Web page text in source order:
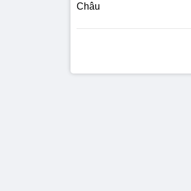
Châu